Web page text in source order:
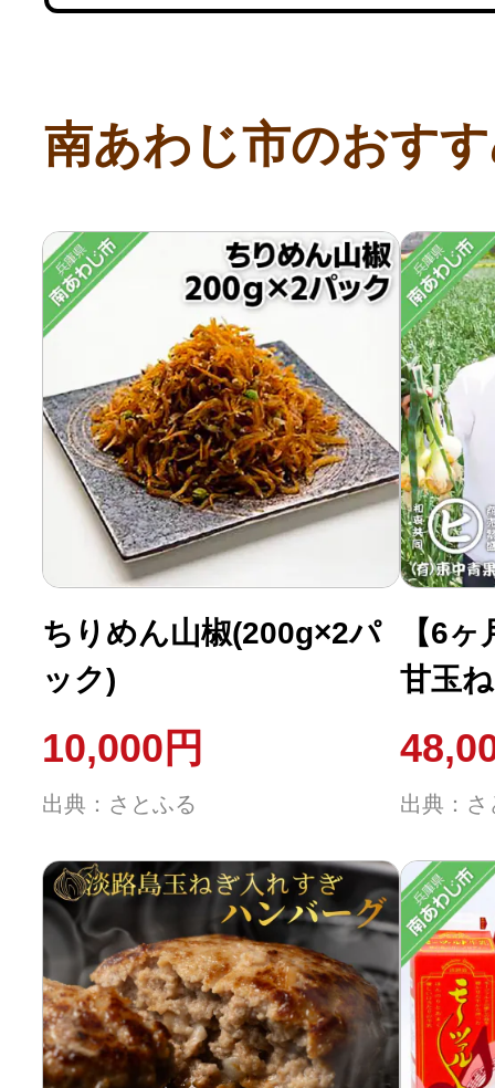
南あわじ市のおす
ちりめん山椒(200g×2パ
ック)
10,000円
出典：さとふる
【6
甘玉
出典：さ